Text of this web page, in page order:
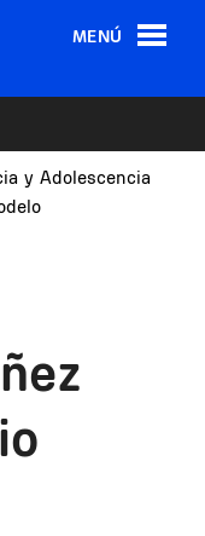
MENÚ
y Adolescencia